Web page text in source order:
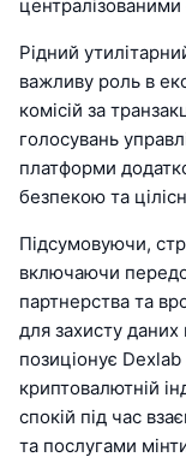
Рідний
важливу роль в
комісій за
голосувань
платформи
безпекою та
Підсумовуючи,
включаючи
партнерства та
для захисту даних
позиціонує
криптовалютній
спокій під час
та послугами